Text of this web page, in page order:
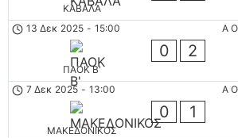
ΚΑΒΑΛΑ
Α
13 Δεκ 2025 - 15:00
ΠΑΟΚ Β'
0 2
Α
7 Δεκ 2025 - 13:00
ΜΑΚΕΔΟΝΙΚΟΣ
0 1